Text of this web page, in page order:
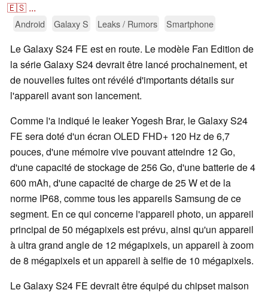
🇪🇸 ...
Android Galaxy S Leaks / Rumors Smartphone
Le Galaxy S24 FE est en route. Le modèle Fan Edition de
la série Galaxy S24 devrait être lancé prochainement, et
de nouvelles fuites ont révélé d'importants détails sur
l'appareil avant son lancement.
Comme l'a indiqué le leaker Yogesh Brar, le Galaxy S24
FE sera doté d'un écran OLED FHD+ 120 Hz de 6,7
pouces, d'une mémoire vive pouvant atteindre 12 Go,
d'une capacité de stockage de 256 Go, d'une batterie de 4
600 mAh, d'une capacité de charge de 25 W et de la
norme IP68, comme tous les appareils Samsung de ce
segment. En ce qui concerne l'appareil photo, un appareil
principal de 50 mégapixels est prévu, ainsi qu'un appareil
à ultra grand angle de 12 mégapixels, un appareil à zoom
de 8 mégapixels et un appareil à selfie de 10 mégapixels.
Le Galaxy S24 FE devrait être équipé du chipset maison